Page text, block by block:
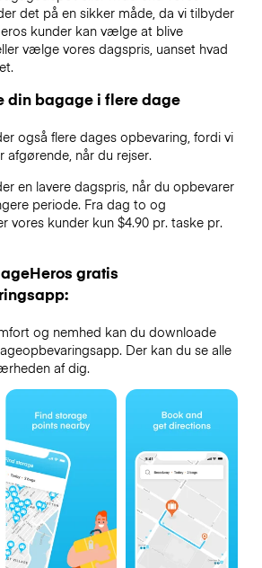
det på en sikker måde, da vi tilbyder
kunder kan vælge at blive
vælge vores dagspris, uanset hvad
din bagage i flere dage
også flere dages opbevaring, fordi vi
afgørende, når du rejser.
en lavere dagspris, når du opbevarer
periode. Fra dag to og
vores kunder kun $4.90 pr. taske pr.
gratis
og nemhed kan du downloade
Der kan du se alle
af dig.